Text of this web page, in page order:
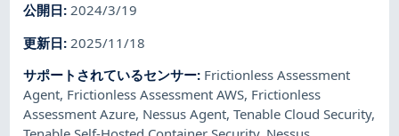
公開日:2024/3/19
更新日: 2025/11/18
サポートされているセンサー: Frictionless Assessment
Agent, Frictionless Assessment AWS, Frictionless
Assessment Azure, Nessus Agent,Tenable Cloud Security,